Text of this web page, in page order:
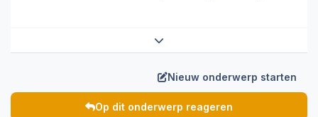
Expand topic overview
Nieuw onderwerp starten
Op dit onderwerp reageren